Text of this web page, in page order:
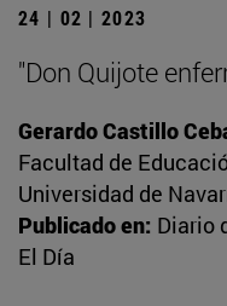
24 | 02 | 2023
"Don Quijote
Gerardo Castillo
Facultad de
Universidad de
Publicado en: Diario
El Día